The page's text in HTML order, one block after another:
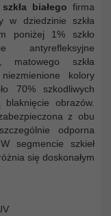
szkła białego firma
w dziedzinie szkła
poniżej 1% szkło
szkła
kolory
70% szkodliwych
obrazów.
z obu
odporna
segmencie szkieł
się doskonałym